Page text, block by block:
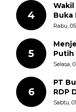
4
Buka
Rabu,
5
Putih
Selasa,
6
PT
RDP
Sabtu,